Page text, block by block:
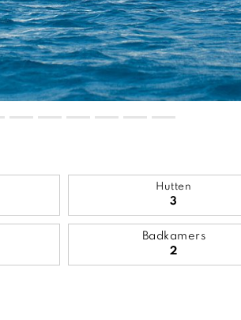
Hutten
3
Badkamers
2